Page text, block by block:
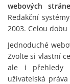
webových
Redakční
2003. Celou
Jednoduché
Zvolte si vlastní
ale i přehledy
uživatelská